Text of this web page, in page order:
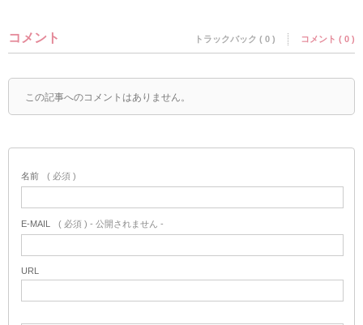
コメント トラックバック ( 0 ) コメント ( 0 )
この記事へのコメントはありません。
名前 ( 必須 )
E-MAIL ( 必須 ) - 公開されません -
URL